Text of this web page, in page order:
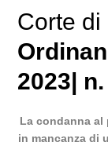
Corte di
2023|
La condanna al
in mancanza di